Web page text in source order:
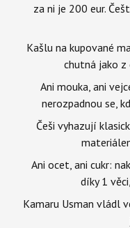
za ni je 200 eur.
Kašlu na kupované
chutná jako z
Ani mouka, ani
nerozpadnou se,
Češi vyhazují
Ani ocet, ani cukr:
díky 1
Kamaru Usman vládl